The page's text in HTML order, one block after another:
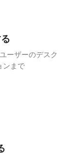
ーザーのデスク
ンまで